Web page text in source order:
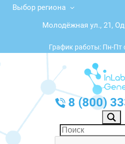
Выбор региона
Молодёжная ул., 21,
График работы: Пн-Пт
8 (800)